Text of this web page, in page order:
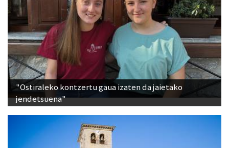
"Ostiraleko kontzertu gaua izaten da jaietako
jendetsuena"